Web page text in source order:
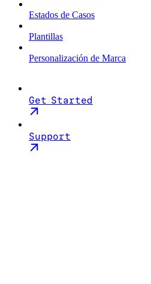
Estados de Casos
Plantillas
Personalización de Marca
Get Started
Support